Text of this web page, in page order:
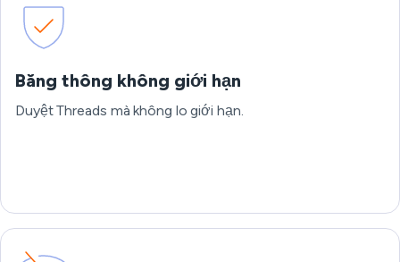
Băng thông không giới hạn
Duyệt Threads mà không lo giới hạn.